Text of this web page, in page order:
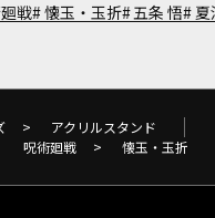
戦 懐玉・玉折 五条 悟 夏
>
アクリルスタンド
呪術廻戦 > 懐玉・玉折